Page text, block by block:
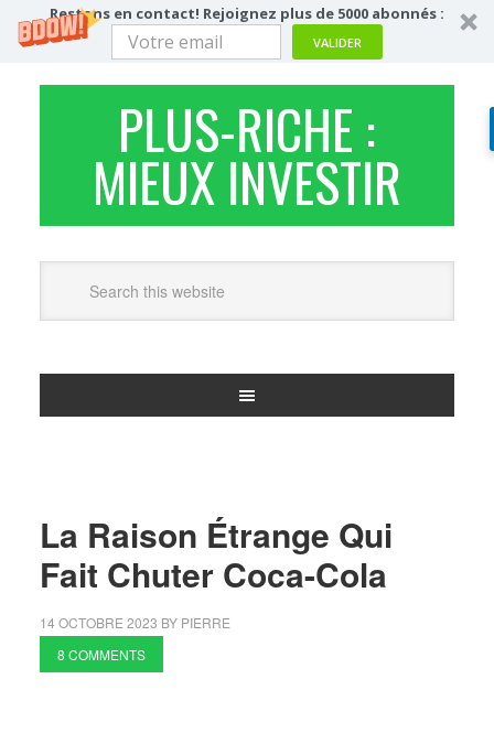
Restons en contact! Rejoignez plus de 5000 abonnés :
VALIDER
PLUS-RICHE :
MIEUX INVESTIR
La Raison Étrange Qui
Fait Chuter Coca-Cola
14 OCTOBRE 2023 BY PIERRE
8 COMMENTS